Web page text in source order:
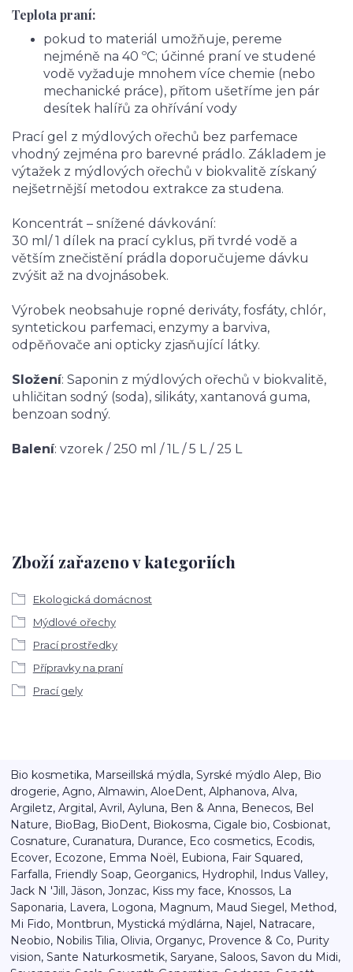
Teplota praní:
pokud to materiál umožňuje, pereme
nejméně na 40 ºC; účinné praní ve studené
vodě vyžaduje mnohem více chemie (nebo
mechanické práce), přitom ušetříme jen pár
desítek halířů za ohřívání vody
Prací gel z mýdlových ořechů bez parfemace
vhodný zejména pro barevné prádlo. Základem je
výtažek z mýdlových ořechů v biokvalitě získaný
nejšetrnější metodou extrakce za studena.
Koncentrát – snížené dávkování:
30 ml/ 1 dílek na prací cyklus, při tvrdé vodě a
větším znečistění prádla doporučujeme dávku
zvýšit až na dvojnásobek.
Výrobek neobsahuje ropné deriváty, fosfáty, chlór,
syntetickou parfemaci, enzymy a barviva,
odpěňovače ani opticky zjasňující látky.
Složení: Saponin z mýdlových ořechů v biokvalitě,
uhličitan sodný (soda), silikáty, xantanová guma,
benzoan sodný.
Balení: vzorek / 250 ml / 1L / 5 L / 25 L
Zboží zařazeno v kategoriích
Ekologická domácnost
Mýdlové ořechy
Prací prostředky
Přípravky na praní
Prací gely
Bio kosmetika, Marseillská mýdla, Syrské mýdlo Alep, Bio
drogerie, Agno, Almawin, AloeDent, Alphanova, Alva,
Argiletz, Argital, Avril, Ayluna, Ben & Anna, Benecos, Bel
Nature, BioBag, BioDent, Biokosma, Cigale bio, Cosbionat,
Cosnature, Curanatura, Durance, Eco cosmetics, Ecodis,
Ecover, Ecozone, Emma Noël, Eubiona, Fair Squared,
Farfalla, Friendly Soap, Georganics, Hydrophil, Indus Valley,
Jack N 'Jill, Jäson, Jonzac, Kiss my face, Knossos, La
Saponaria, Lavera, Logona, Magnum, Maud Siegel, Method,
Mi Fido, Montbrun, Mystická mýdlárna, Najel, Natracare,
Neobio, Nobilis Tilia, Olivia, Organyc, Provence & Co, Purity
vision, Sante Naturkosmetik, Saryane, Saloos, Savon du Midi,